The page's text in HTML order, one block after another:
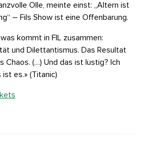
Olle, meinte einst: „Altern ist
– Fils Show ist eine Offenbarung.
kommt in FIL zusammen:
und Dilettantismus. Das Resultat
Chaos. (…) Und das ist lustig? Ich
es.» (Titanic)